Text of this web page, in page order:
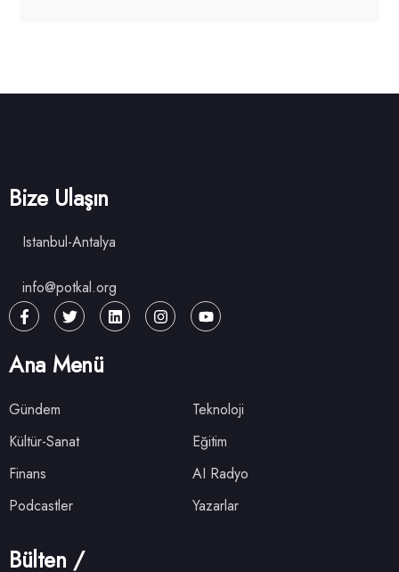
Bize Ulaşın
Istanbul-Antalya
info@potkal.org
Ana Menü
Gündem
Teknoloji
Kültür-Sanat
Eğitim
Finans
AI Radyo
Podcastler
Yazarlar
Bülten /